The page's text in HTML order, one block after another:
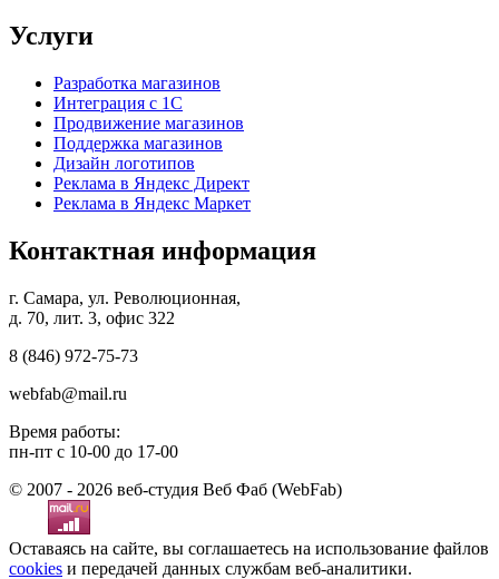
Услуги
Разработка магазинов
Интеграция с 1С
Продвижение магазинов
Поддержка магазинов
Дизайн логотипов
Реклама в Яндекс Директ
Реклама в Яндекс Маркет
Контактная информация
г. Самара, ул. Революционная,
д. 70, лит. 3, офис 322
8 (846) 972-75-73
webfab@mail.ru
Время работы:
пн-пт с 10-00 до 17-00
© 2007 - 2026 веб-студия Веб Фаб (WebFab)
Оставаясь на сайте, вы соглашаетесь на использование файлов
cookies и передачей данных службам веб-аналитики.